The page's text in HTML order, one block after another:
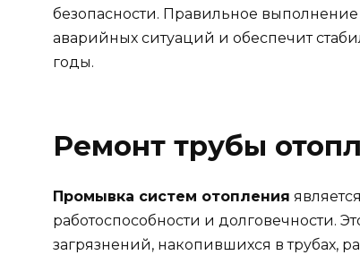
безопасности. Правильное
аварийных ситуаций и обеспечит
годы.
Ремонт трубы
Промывка систем отопления
работоспособности и долговечности.
загрязнений, накопившихся в трубах,